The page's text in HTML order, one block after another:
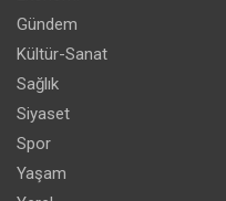
Gündem
Kültür-Sanat
Sağlık
Siyaset
Spor
Yaşam